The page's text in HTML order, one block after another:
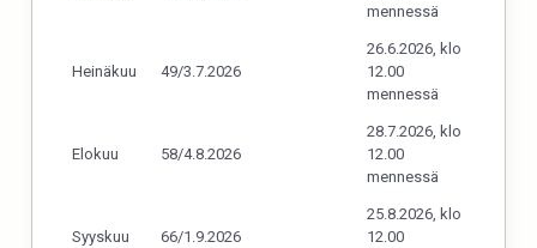
mennessä
Heinäkuu 49/3.7.2026
26.6.2026, klo
12.00
mennessä
Elokuu 58/4.8.2026
28.7.2026, klo
12.00
mennessä
Syyskuu 66/1.9.2026
25.8.2026, klo
12.00